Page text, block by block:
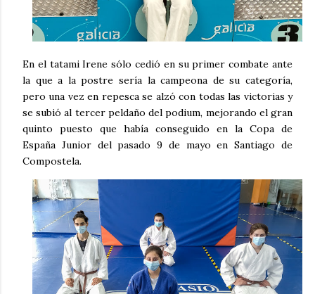
En el tatami Irene sólo cedió en su primer combate ante
la que a la postre sería la campeona de su categoría,
pero una vez en repesca se alzó con todas las victorias y
se subió al tercer peldaño del podium, mejorando el gran
quinto puesto que había conseguido en la Copa de
España Junior del pasado 9 de mayo en Santiago de
Compostela.